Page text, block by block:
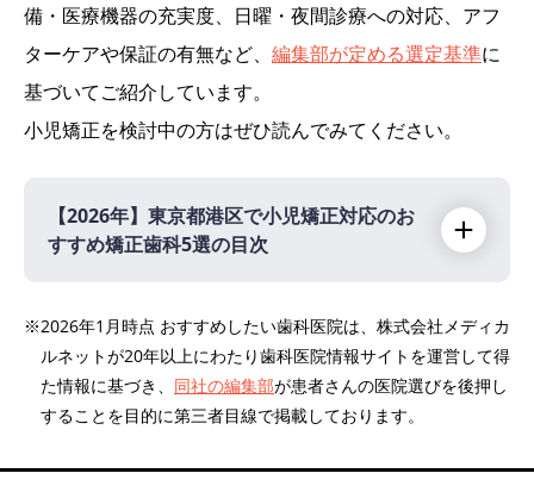
備・医療機器の充実度、日曜・夜間診療への対応、アフ
ターケアや保証の有無など、 編集部が定める選定基準に
基づいてご紹介しています。
小児矯正を検討中の方はぜひ読んでみてください。
【2026年】 東京都港区で小児矯正対応のお
すすめ矯正歯科5選の目次
麻布十番矯正歯科室
ミライズ矯正歯科 南青山
ピュアリオ歯科・矯正歯科 田町三田院
※2026年1月時点 おすすめしたい歯科医院は、株式会社メディカ
ルネットが20年以上にわたり歯科医院情報サイトを運営して得
た情報に基づき、 同社の編集部が患者さんの医院選びを後押し
することを目的に第三者目線で掲載しております。